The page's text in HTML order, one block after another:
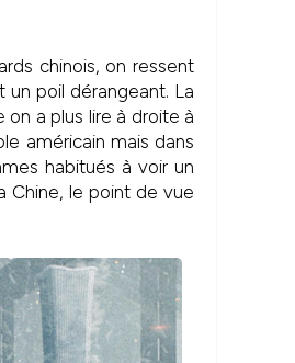
chinois, on ressent
poil dérangeant. La
on a plus lire à droite à
américain mais dans
habitués à voir un
Chine, le point de vue